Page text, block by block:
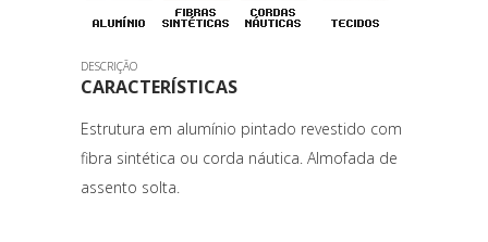
DESCRIÇÃO
CARACTERÍSTICAS
Estrutura em alumínio pintado revestido com
fibra sintética ou corda náutica. Almofada de
assento solta.